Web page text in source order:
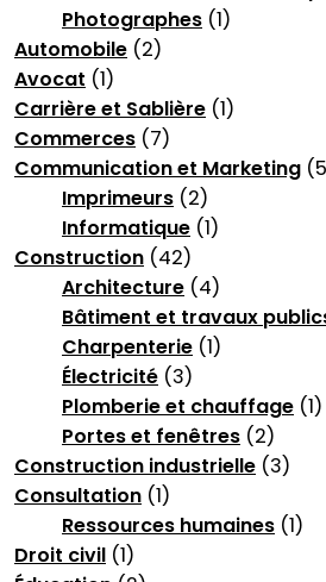
Photographes (1)
Automobile (2)
Avocat (1)
Carrière et Sablière (1)
Commerces (7)
Communication et Marketing
Imprimeurs (2)
Informatique (1)
Construction (42)
Architecture (4)
Bâtiment et travaux
Charpenterie (1)
Électricité (3)
Plomberie et chauffage (1)
Portes et fenêtres (2)
Construction industrielle (3)
Consultation (1)
Ressources humaines (1)
Droit civil (1)